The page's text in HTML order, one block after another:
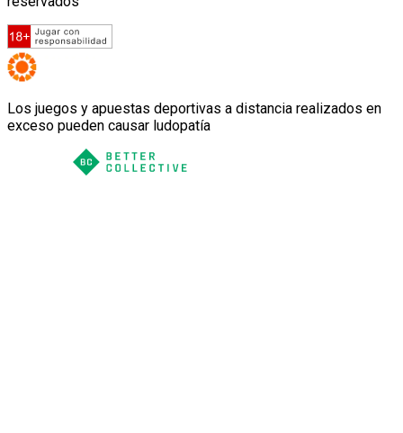
Los juegos y apuestas deportivas a distancia realizados en
exceso pueden causar ludopatía